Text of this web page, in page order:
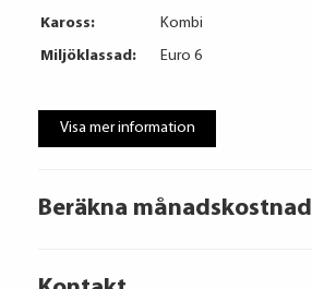
Beräkna månadskostnad
Kaross:
Kombi
Miljöklassad:
Euro 6
Visa mer information